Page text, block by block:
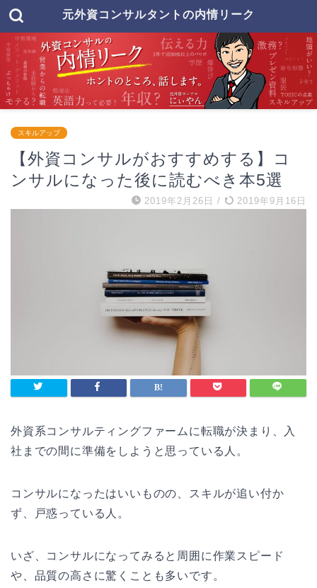
元外資コンサルタントの内情リーク
スキルアップ
【外資コンサルがおすすめする】コ
ンサルになった後に読むべき本5選
2019年2月26日 / 2019年9月16日
外資系コンサルティングファームに転職が決まり、入
社までの間に準備をしようと思っている人。
コンサルになったはいいものの、スキルが追い付か
ず、戸惑っている人。
いざ、コンサルになってみると周囲に作業スピード
や、品質の高さに驚くことも多いです。